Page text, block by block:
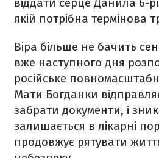
віддати серце Данила 6-
якій потрібна термінова
Віра більше не бачить
вже наступного дня
російське
Мати Богданки
забрати документи, і
залишається в лікарні
продовжує рятувати